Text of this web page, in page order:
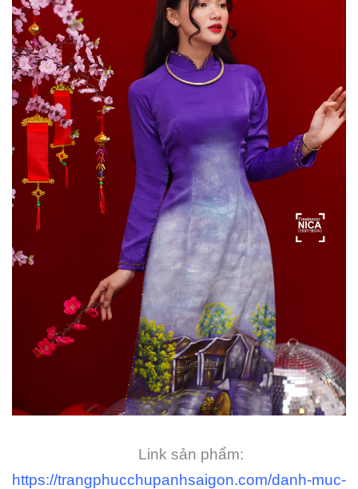
Link sản phẩm:
https://trangphucchupanhsaigon.com/danh-muc-